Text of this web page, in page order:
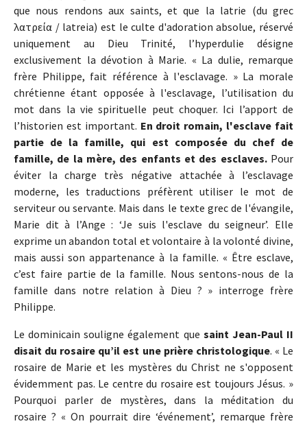
que nous rendons aux saints, et que la latrie (du grec
λατρεία / latreia) est le culte d'adoration absolue, réservé
uniquement au Dieu Trinité, l’hyperdulie désigne
exclusivement la dévotion à Marie. « La dulie, remarque
frère Philippe, fait référence à l'esclavage. » La morale
chrétienne étant opposée à l'esclavage, l’utilisation du
mot dans la vie spirituelle peut choquer. Ici l’apport de
l’historien est important. En droit romain, l'esclave fait
partie de la famille, qui est composée du chef de
famille, de la mère, des enfants et des esclaves. Pour
éviter la charge très négative attachée à l’esclavage
moderne, les traductions préfèrent utiliser le mot de
serviteur ou servante. Mais dans le texte grec de l'évangile,
Marie dit à l’Ange : ‘Je suis l'esclave du seigneur’. Elle
exprime un abandon total et volontaire à la volonté divine,
mais aussi son appartenance à la famille. « Être esclave,
c’est faire partie de la famille. Nous sentons-nous de la
famille dans notre relation à Dieu ? » interroge frère
Philippe.
Le dominicain souligne également que saint Jean-Paul II
disait du rosaire qu’il est une prière christologique. « Le
rosaire de Marie et les mystères du Christ ne s'opposent
évidemment pas. Le centre du rosaire est toujours Jésus. »
Pourquoi parler de mystères, dans la méditation du
rosaire ? « On pourrait dire ‘événement’, remarque frère